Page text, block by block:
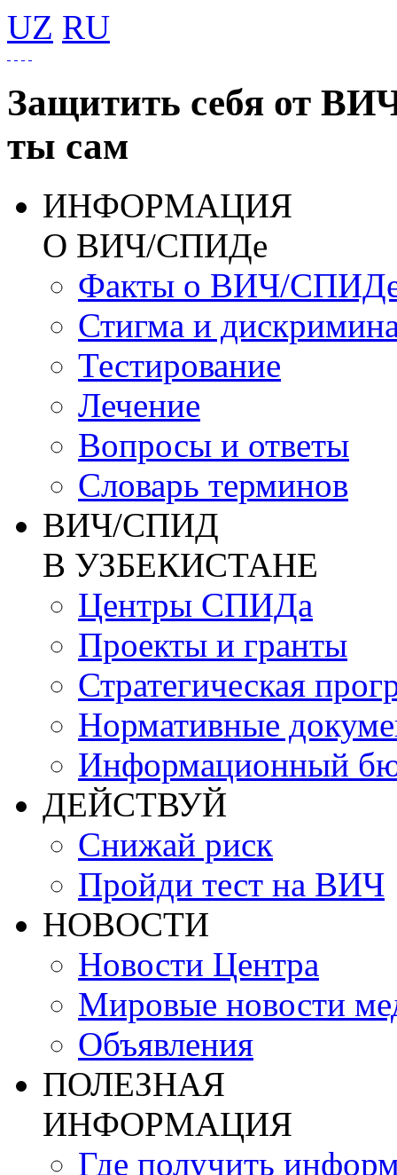
UZ RU
Защитить себя от
ты сам
ИНФОРМАЦИЯ
О ВИЧ/СПИДе
Факты о ВИЧ/
Стигма и
Тестирование
Лечение
Вопросы и ответы
Словарь терминов
ВИЧ/СПИД
В УЗБЕКИСТАНЕ
Центры СПИДа
Проекты и гранты
Стратегическая
Нормативные
Информационный
ДЕЙСТВУЙ
Снижай риск
Пройди тест на ВИЧ
НОВОСТИ
Новости Центра
Мировые новости
Объявления
ПОЛЕЗНАЯ
ИНФОРМАЦИЯ
Где получить